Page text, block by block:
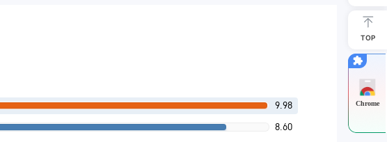
9.98
8.60
TOP
Chrome